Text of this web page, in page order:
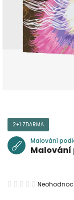
2+1 ZDARMA
Malování
Malování